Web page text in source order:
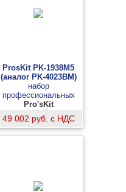
ProsKit PK-1938M5
(аналог PK-4023BM)
набор
профессиональных
инструментов для
телекоммуникаций и
сетей
Pro'sKit
49 002 руб. с НДС